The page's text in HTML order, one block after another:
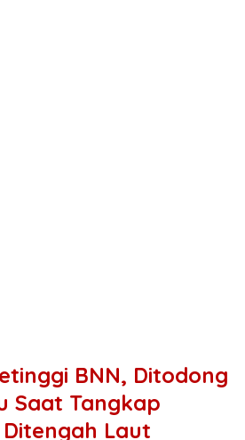
BNN, Ditodong
Saat Tangkap
Laut